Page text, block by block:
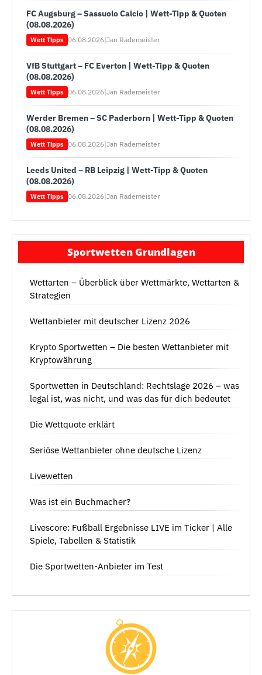
FC Augsburg – Sassuolo Calcio | Wett-Tipp & Quoten
(08.08.2026)
Wett Tipps 06.08.2026|Jan Rademeister
VfB Stuttgart – FC Everton | Wett-Tipp & Quoten
(08.08.2026)
Wett Tipps 06.08.2026|Jan Rademeister
Werder Bremen – SC Paderborn | Wett-Tipp & Quoten
(08.08.2026)
Wett Tipps 06.08.2026|Jan Rademeister
Leeds United – RB Leipzig | Wett-Tipp & Quoten
(08.08.2026)
Wett Tipps 06.08.2026|Jan Rademeister
Sportwetten Grundlagen
Wettarten – Überblick über Wettmärkte, Wettarten &
Strategien
Wettanbieter mit deutscher Lizenz 2026
Krypto Sportwetten – Die besten Wettanbieter mit
Kryptowährung
Sportwetten in Deutschland: Rechtslage 2026 – was
legal ist, was nicht, und was das für dich bedeutet
Die Wettquote erklärt
Seriöse Wettanbieter ohne deutsche Lizenz
Livewetten
Was ist ein Buchmacher?
Livescore: Fußball Ergebnisse LIVE im Ticker | Alle
Spiele, Tabellen & Statistik
Die Sportwetten-Anbieter im Test